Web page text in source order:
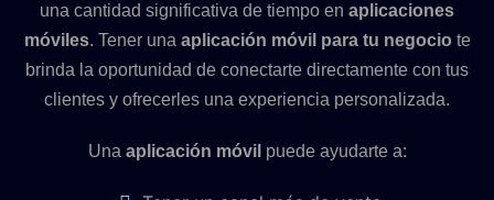
una cantidad significativa de tiempo en aplicaciones
móviles. Tener una aplicación móvil para tu negocio te
brinda la oportunidad de conectarte directamente con tus
clientes y ofrecerles una experiencia personalizada.
Una aplicación móvil puede ayudarte a: